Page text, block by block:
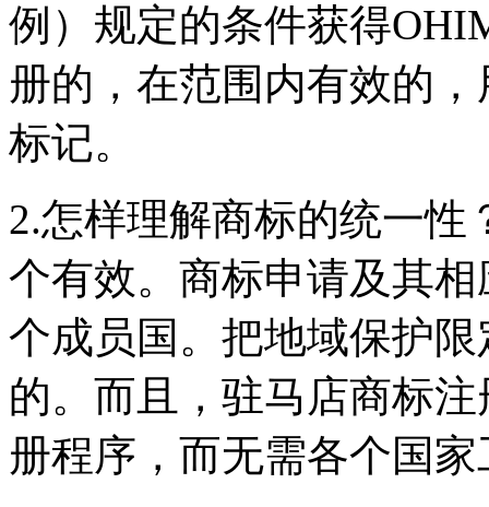
例）规定的条件获得
册的，在范围内有效的
标记。
2.怎样理解商标的统一
个有效。商标申请及其
个成员国。把地域保护
的。而且，驻马店商标
册程序，而无需各个国